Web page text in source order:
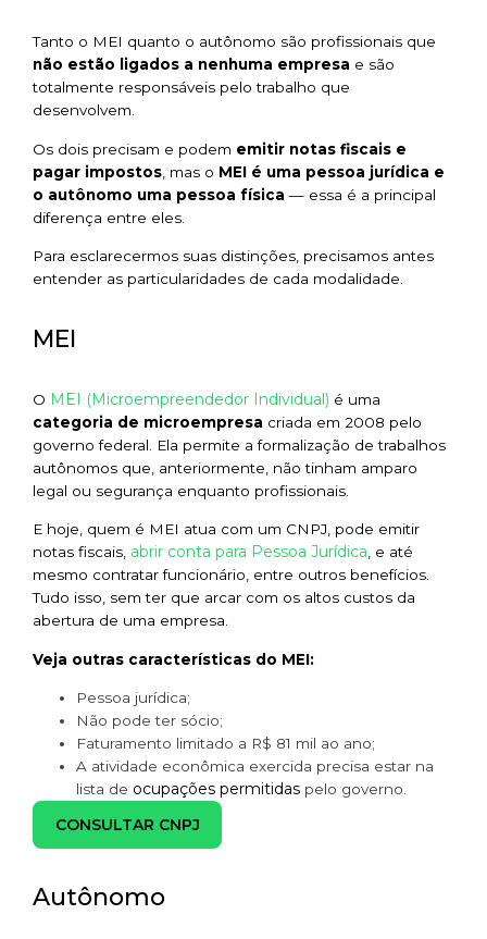
Tanto o MEI quanto o autônomo são profissionais que
não estão ligados a nenhuma empresa e são
totalmente responsáveis pelo trabalho que
desenvolvem.
Os dois precisam e podem emitir notas fiscais e
pagar impostos , mas o MEI é uma pessoa jurídica e
o autônomo uma pessoa física — essa é a principal
diferença entre eles.
Para esclarecermos suas distinções, precisamos antes
entender as particularidades de cada modalidade.
MEI
O MEI (Microempreendedor Individual) é uma
categoria de microempresa criada em 2008 pelo
governo federal. Ela permite a formalização de trabalhos
autônomos que, anteriormente, não tinham amparo
legal ou segurança enquanto profissionais.
E hoje, quem é MEI atua com um CNPJ, pode emitir
notas fiscais, abrir conta para Pessoa Jurídica, e até
mesmo contratar funcionário, entre outros benefícios.
Tudo isso, sem ter que arcar com os altos custos da
abertura de uma empresa.
Veja outras características do MEI:
Pessoa jurídica;
Não pode ter sócio;
Faturamento limitado a R$ 81 mil ao ano;
A atividade econômica exercida precisa estar na
lista de ocupações permitidas pelo governo.
CONSULTAR CNPJ
Autônomo